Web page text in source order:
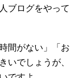
ブログをやって
間がない」「お
いでしょうが、